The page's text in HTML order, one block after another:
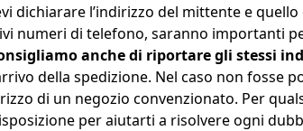
dichiarare l’indirizzo del mittente e
numeri di telefono, saranno importanti
anche di riportare gli stessi
della spedizione. Nel caso non fosse
di un negozio convenzionato. Per
per aiutarti a risolvere ogni